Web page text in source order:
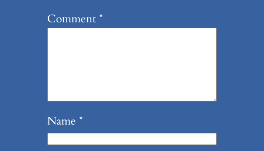
Comment*
Name *